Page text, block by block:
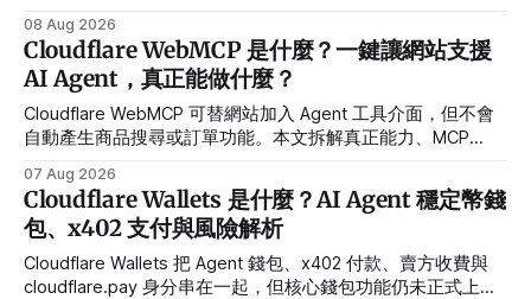
08 Aug 2026
Cloudflare WebMCP 是什麼？一鍵讓網站支援
AI Agent，真正能做什麼？
Cloudflare WebMCP 可替網站加入 Agent 工具介面，但不會
自動產生商品搜尋或訂單功能。本文拆解真正能力、MCP
07 Aug 2026
Cloudflare Wallets 是什麼？AI Agent 穩定幣錢
包、x402 支付與風險解析
Cloudflare Wallets 把 Agent 錢包、x402 付款、賣方收費與
cloudflare.pay 身分串在一起，但核心錢包功能仍未正式上